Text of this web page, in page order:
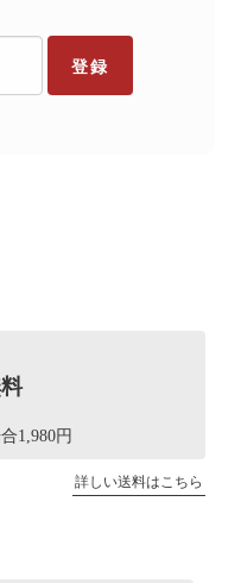
登録
1,980円
詳しい送料はこちら